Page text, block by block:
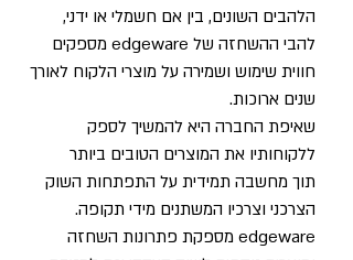
הלהבים השונים, בין אם חשמלי או ידני,
להבי ההשחזה של edgeware מספקים
חווית שימוש ושמירה על מוצרי הלקוח לאורך
שנים ארוכות.
שאיפת החברה היא להמשיך לספק
ללקוחותיו את המוצרים הטובים ביותר
תוך מחשבה תמידית על התפתחות השוק
הצרכני וצרכיו המשתנים מידי תקופה.
edgeware מספקת פתרונות השחזה